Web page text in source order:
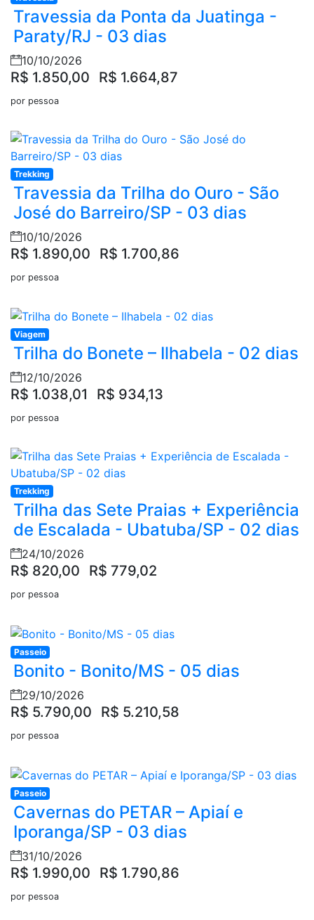
Travessia da Ponta da Juatinga -
Paraty/RJ - 03 dias
10/10/2026
R$ 1.850,00 R$ 1.664,87
por pessoa
Trekking
Travessia da Trilha do Ouro - São
José do Barreiro/SP - 03 dias
10/10/2026
R$ 1.890,00 R$ 1.700,86
por pessoa
Viagem
Trilha do Bonete – Ilhabela - 02 dias
12/10/2026
R$ 1.038,01 R$ 934,13
por pessoa
Trekking
Trilha das Sete Praias + Experiência
de Escalada - Ubatuba/SP - 02 dias
24/10/2026
R$ 820,00 R$ 779,02
por pessoa
Passeio
Bonito - Bonito/MS - 05 dias
29/10/2026
R$ 5.790,00 R$ 5.210,58
por pessoa
Passeio
Cavernas do PETAR – Apiaí e
Iporanga/SP - 03 dias
31/10/2026
R$ 1.990,00 R$ 1.790,86
por pessoa